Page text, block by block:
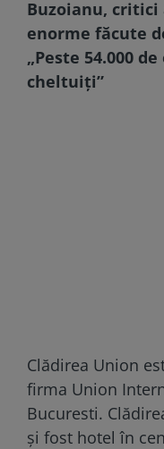
Buzoianu,
enorme făcute
„Peste 54.000
cheltuiți”
Clădirea Union
firma Union
Bucuresti.
și fost hotel în